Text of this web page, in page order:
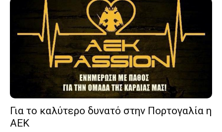
Για το καλύτερο δυνατό στην Πορτογαλία η
ΑΕΚ